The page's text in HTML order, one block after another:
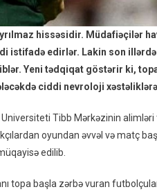
hissəsidir. Müdafiəçilər
istifadə edirlər. Lakin son
Yeni tədqiqat göstərir ki,
ciddi nevroloji xəstəliklərə
Universiteti Tibb Mərkəzinin
oyundan əvvəl və matç
edilib.
topa başla zərbə vuran